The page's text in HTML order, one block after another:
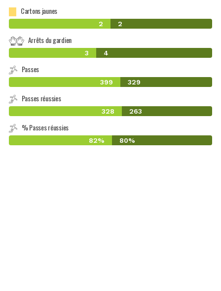
Cartons jaunes
2 2
Arrêts du gardien
3 4
Passes
399 329
Passes réussies
328 263
% Passes réussies
82% 80%